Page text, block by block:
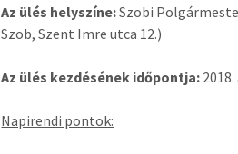
Az ülés helyszíne:Szobi
Szob, Szent Imre utca 12.)
Az ülés kezdésének időpontja:
Napirendi pontok: